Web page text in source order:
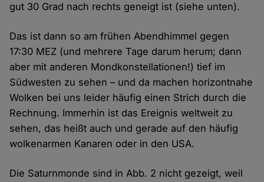
gut 30 Grad nach rechts geneigt ist (siehe unten).
Das ist dann so am frühen Abendhimmel gegen
17:30 MEZ (und mehrere Tage darum herum; dann
aber mit anderen Mondkonstellationen!) tief im
Südwesten zu sehen – und da machen horizontnahe
Wolken bei uns leider häufig einen Strich durch die
Rechnung. Immerhin ist das Ereignis weltweit zu
sehen, das heißt auch und gerade auf den häufig
wolkenarmen Kanaren oder in den USA.
Die Saturnmonde sind in Abb. 2 nicht gezeigt, weil